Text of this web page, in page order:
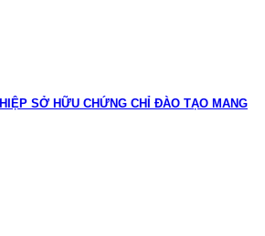
SỞ HỮU CHỨNG CHỈ ĐÀO TẠO MANG